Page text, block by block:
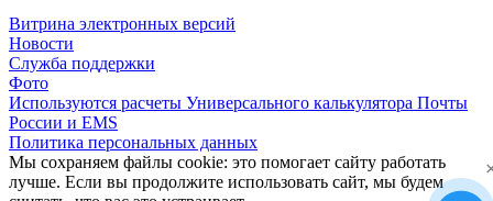
Витрина электронных версий
Новости
Служба поддержки
Фото
Используются расчеты Универсального калькулятора Почты
России и EMS
Политика персональных данных
Мы сохраняем файлы cookie: это помогает сайту работать
лучше. Если вы продолжите использовать сайт, мы будем